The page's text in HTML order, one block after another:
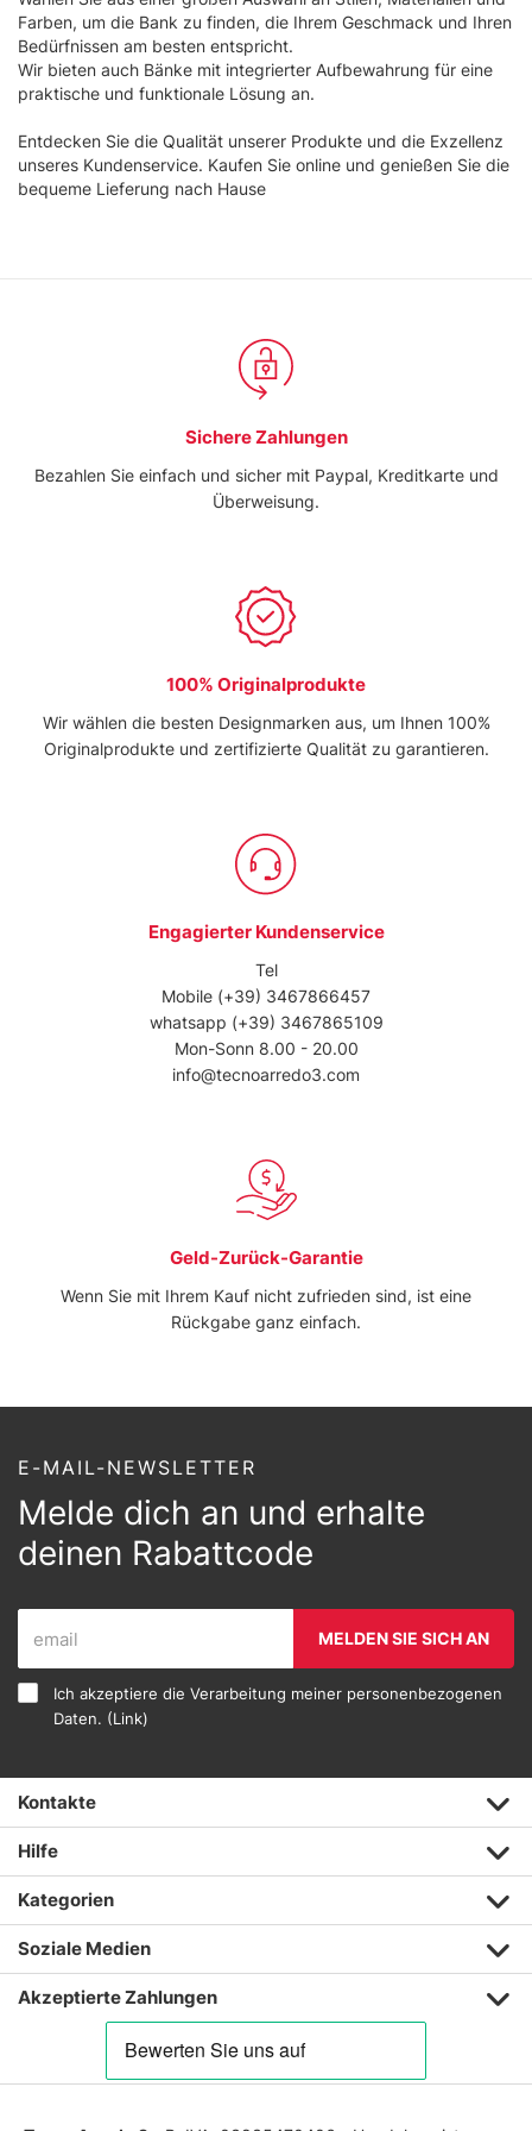
e imposta le tue preferenze nella sezione dettagli
. Puoi
modificare o ritirare il tuo consenso in qualsiasi momento
dalla Dichiarazione sui cookie.
annunci, per fornire funzionalità dei social media e per
analizzare il nostro traffico. Condividiamo inoltre
Farben, um die Bank zu finden, die Ihrem Geschmack und Ihren
Bedürfnissen am besten entspricht.
Wir bieten auch Bänke mit integrierter Aufbewahrung für eine
praktische und funktionale Lösung an.
Entdecken Sie die Qualität unserer Produkte und die Exzellenz
unseres Kundenservice. Kaufen Sie online und genießen Sie die
bequeme Lieferung nach Hause
Sichere Zahlungen
Bezahlen Sie einfach und sicher mit Paypal, Kreditkarte und
Überweisung.
100% Originalprodukte
Wir wählen die besten Designmarken aus, um Ihnen 100%
Originalprodukte und zertifizierte Qualität zu garantieren.
Engagierter Kundenservice
Tel
Mobile (+39) 3467866457
whatsapp (+39) 3467865109
Mon-Sonn 8.00 - 20.00
info@tecnoarredo3.com
Geld-Zurück-Garantie
Wenn Sie mit Ihrem Kauf nicht zufrieden sind, ist eine
Rückgabe ganz einfach.
E-MAIL-NEWSLETTER
Melde dich an und erhalte
deinen Rabattcode
MELDEN SIE SICH AN
Ich akzeptiere die Verarbeitung meiner personenbezogenen
Daten. (Link)
Kontakte
Hilfe
Kategorien
Soziale Medien
Akzeptierte Zahlungen